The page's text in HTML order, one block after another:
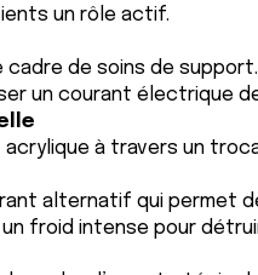
un rôle actif.
le cadre de soins de
utiliser un courant
acrylique à travers un
alternatif qui
un froid intense pour